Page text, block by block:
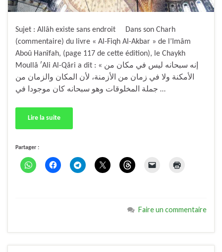
Sujet : Allâh existe sans endroit Dans son Charh
(commentaire) du livre « Al-Fiqh Al-Akbar » de l’Imâm
Aboû Hanîfah, (page 117 de cette édition), le Chaykh
Moullâ ʹAli Al-Qâri a dit : « إنه سبحانه ليس في مكان من
الأمكنة ولا في زمان من الأزمنة، لأن المكان والزمان من
جملة المخلوقات وهو سبحانه كان موجودا في …
Lire la suite
Partager :
Faire un commentaire